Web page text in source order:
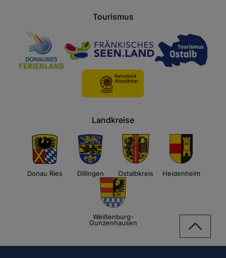
Tourismus
Landkreise
Donau Ries Dillingen Ostalbkreis Heidenheim
Weißenburg-
Gunzenhausen